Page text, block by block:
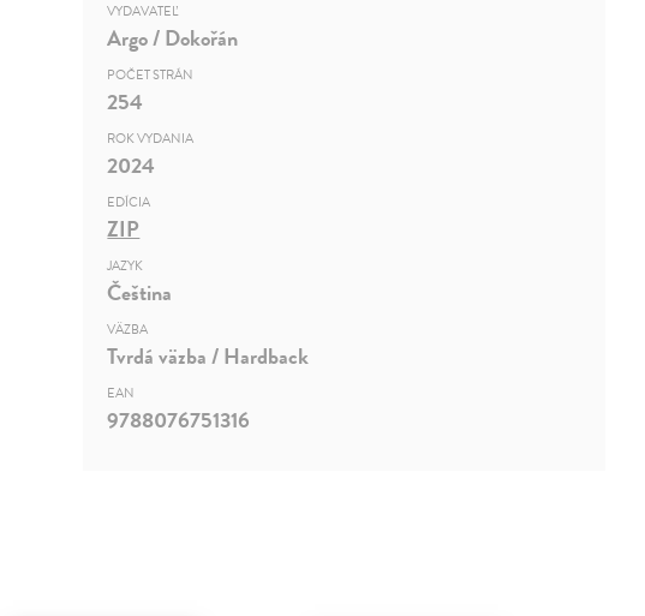
VYDAVATEĽ
Argo / Dokořán
POČET STRÁN
254
ROK VYDANIA
2024
EDÍCIA
ZIP
JAZYK
Čeština
VÄZBA
Tvrdá väzba / Hardback
EAN
9788076751316